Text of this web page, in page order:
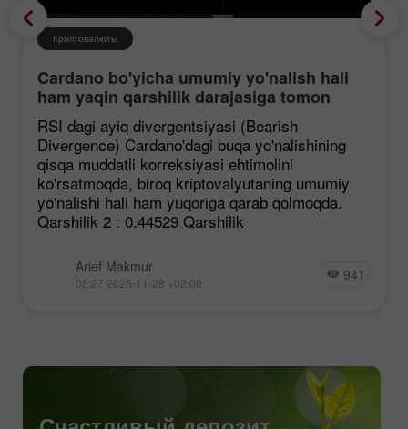
Криптовалюты
Cardano bo'yicha umumiy yo'nalish hali
ham yaqin qarshilik darajasiga tomon
mustahkamlanmoqda, garchi korreksiya
ehtimoli mavjud bo'lsa ham.
RSI dagi ayiq divergentsiyasi (Bearish
Divergence) Cardano'dagi buqa yo'nalishining
qisqa muddatli korreksiyasi ehtimolini
ko'rsatmoqda, biroq kriptovalyutaning umumiy
yo'nalishi hali ham yuqoriga qarab qolmoqda.
Qarshilik 2 : 0.44529 Qarshilik
Arief Makmur
08:27 2025-11-28 +02:00 941